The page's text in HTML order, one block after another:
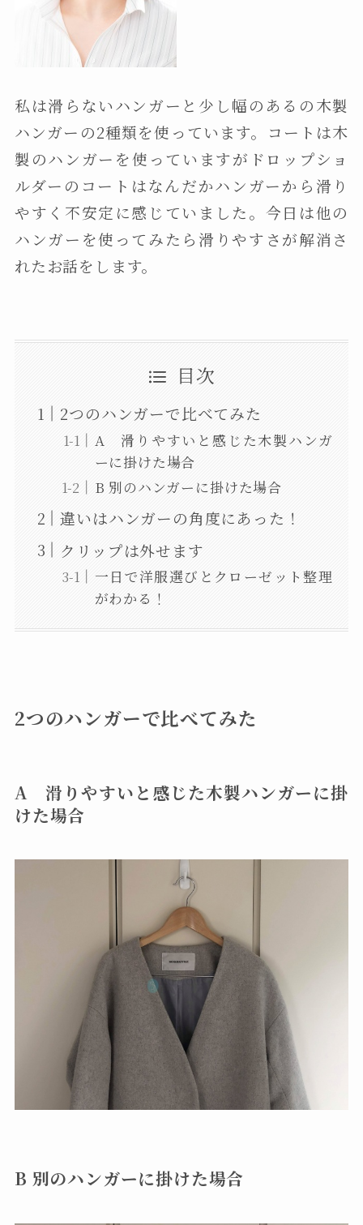
私は滑らないハンガーと少し幅のあるの木製
ハンガーの2種類を使っています。コートは木
製のハンガーを使っていますがドロップショ
ルダーのコートはなんだかハンガーから滑り
やすく不安定に感じていました。今日は他の
ハンガーを使ってみたら滑りやすさが解消さ
れたお話をします。
目次
2つのハンガーで比べてみた
A 滑りやすいと感じた木製ハンガ
ーに掛けた場合
B 別のハンガーに掛けた場合
違いはハンガーの角度にあった！
クリップは外せます
一日で洋服選びとクローゼット整理
がわかる！
2つのハンガーで比べてみた
A 滑りやすいと感じた木製ハンガーに掛
けた場合
B 別のハンガーに掛けた場合